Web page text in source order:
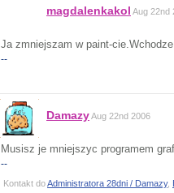
magdalenkakol Aug 22nd
Ja zmniejszam w paint-
--
DamazyAug 22nd 2006
Musisz je mniejszyc programem
--
Kontakt doAdministratora 28dni / Damazy,